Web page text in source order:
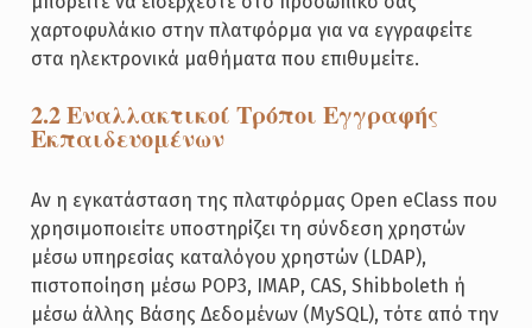
χαρτοφυλάκιο στην πλατφόρμα για να εγγραφείτε
στα ηλεκτρονικά μαθήματα που επιθυμείτε.
2.2 Εναλλακτικοί Τρόποι Εγγραφής
Εκπαιδευομένων
Αν η εγκατάσταση της πλατφόρμας Open eClass που
χρησιμοποιείτε υποστηρίζει τη σύνδεση χρηστών
μέσω υπηρεσίας καταλόγου χρηστών (LDAP),
πιστοποίηση μέσω POP3, ΙΜΑΡ, CAS, Shibboleth ή
μέσω άλλης Βάσης Δεδομένων (MySQL), τότε από την